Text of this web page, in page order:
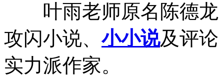
叶雨老师原名陈德龙
攻闪小说、小小说及评论
实力派作家。